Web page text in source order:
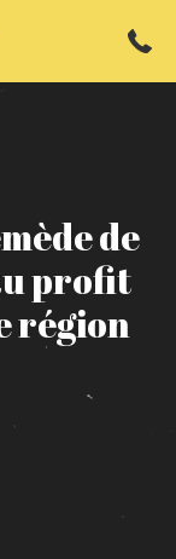
de
profit
région
fermer